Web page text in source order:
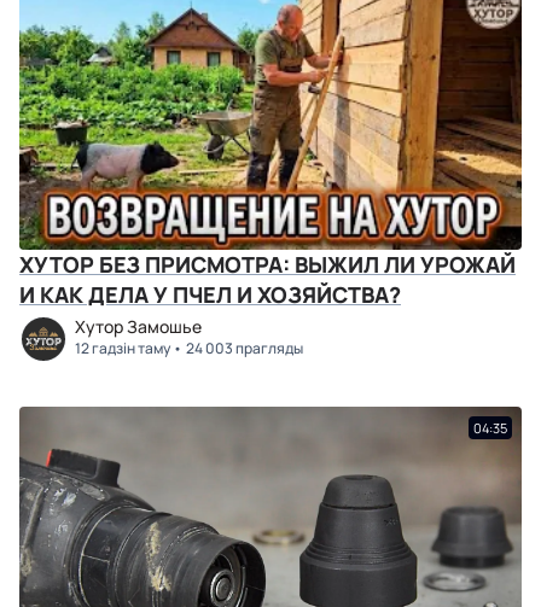
ХУТОР БЕЗ ПРИСМОТРА: ВЫЖИЛ ЛИ УРОЖАЙ
И КАК ДЕЛА У ПЧЕЛ И ХОЗЯЙСТВА?
Хутор Замошье
12 гадзін таму 24 003 прагляды
04:35